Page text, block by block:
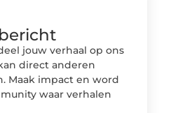
jouw verhaal op ons
direct anderen
Maak impact en word
waar verhalen